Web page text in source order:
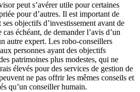
peut s’avérer utile pour certaines
pour d’autres. Il est important de
objectifs d’investissement avant de
échéant, de demander l’avis d’un
autre expert. Les robo-conseillers
personnes ayant des objectifs
patrimoines plus modestes, qui ne
élevés pour des services de gestion de
ne pas offrir les mêmes conseils et
qu’un conseiller humain.